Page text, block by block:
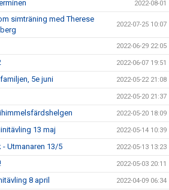
2022-08-01
simträning med Therese
2022-07-25 10:07
2022-06-29 22:05
2022-06-07 19:51
5e juni 2022-05-22 21:08
2022-05-20 21:37
2022-05-20 18:09
13 maj 2022-05-14 10:39
Utmanaren 13/5 2022-05-13 13:23
2022-05-03 20:11
8 april 2022-04-09 06:34